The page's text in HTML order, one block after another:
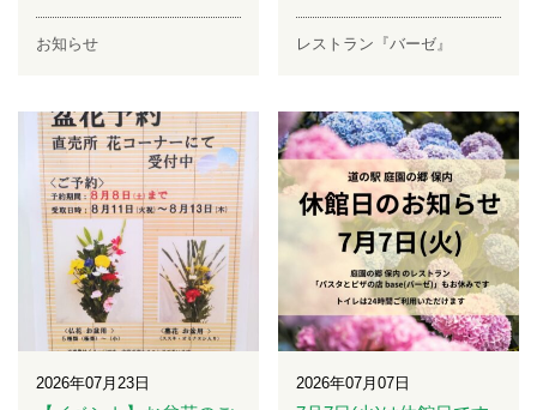
お知らせ レストラン『バーゼ』
2026年07月23日 2026年07月07日